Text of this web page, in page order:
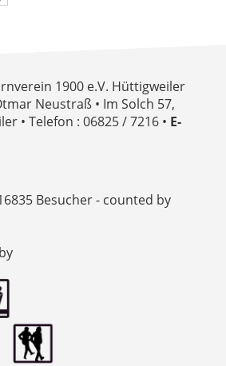
1900 e.V. Hüttigweiler
Neustraß • Im Solch 57,
• Telefon : 06825 / 7216 • E-
Besucher - counted by